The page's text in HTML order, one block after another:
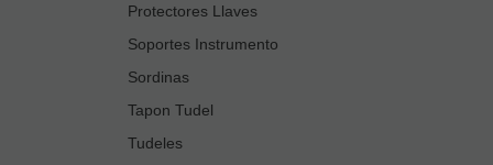
Protectores Llaves
Soportes Instrumento
Sordinas
Tapon Tudel
Tudeles